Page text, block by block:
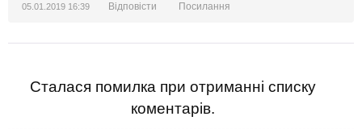
05.01.2019 16:39 Відповісти Посилання
Сталася помилка при отриманні списку
коментарів.